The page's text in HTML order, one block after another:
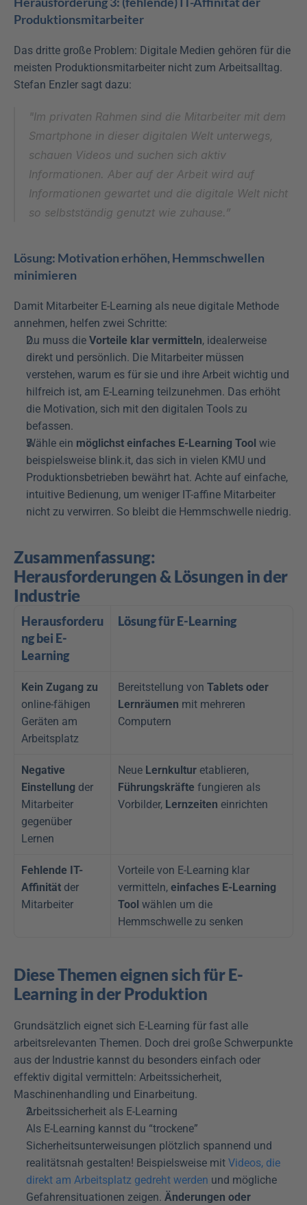
Produktionsmitarbeiter
Das dritte große Problem: Digitale Medien gehören für die
meisten Produktionsmitarbeiter nicht zum Arbeitsalltag.
Stefan Enzler sagt dazu:
"Im privaten Rahmen sind die Mitarbeiter mit dem
Smartphone in dieser digitalen Welt unterwegs,
schauen Videos und suchen sich aktiv
Informationen. Aber auf der Arbeit wird auf
Informationen gewartet und die digitale Welt nicht
so selbstständig genutzt wie zuhause.”
Lösung: Motivation erhöhen, Hemmschwellen
minimieren
Damit Mitarbeiter E-Learning als neue digitale Methode
annehmen, helfen zwei Schritte:
Du muss die Vorteile klar vermitteln, idealerweise
direkt und persönlich. Die Mitarbeiter müssen
verstehen, warum es für sie und ihre Arbeit wichtig und
hilfreich ist, am E-Learning teilzunehmen. Das erhöht
die Motivation, sich mit den digitalen Tools zu
befassen.
Wähle ein möglichst einfaches E-Learning Tool wie
beispielsweise blink.it, das sich in vielen KMU und
Produktionsbetrieben bewährt hat. Achte auf einfache,
intuitive Bedienung, um weniger IT-affine Mitarbeiter
nicht zu verwirren. So bleibt die Hemmschwelle niedrig.
Zusammenfassung:
Herausforderungen & Lösungen in der
Industrie
Herausforderu
ng bei E-
Learning
Lösung für E-Learning
Kein Zugang zu
online-fähigen
Geräten am
Arbeitsplatz
Bereitstellung von Tablets oder
Lernräumen mit mehreren
Computern
Negative
Einstellung der
Mitarbeiter
gegenüber
Lernen
Neue Lernkultur
Führungskräfte fungieren als
Vorbilder, Lernzeiten einrichten
Fehlende IT-
Affinität der
Mitarbeiter
Vorteile von E-Learning klar
vermitteln, einfaches E-Learning
Tool wählen um die
Hemmschwelle zu senken
Diese Themen eignen sich für E-
Learning in der Produktion
Grundsätzlich eignet sich E-Learning für fast alle
arbeitsrelevanten Themen. Doch drei große Schwerpunkte
aus der Industrie kannst du besonders einfach oder
effektiv digital vermitteln: Arbeitssicherheit,
Maschinenhandling und Einarbeitung.
Arbeitssicherheit als E-Learning
Als E-Learning kannst du “trockene”
Sicherheitsunterweisungen plötzlich spannend und
realitätsnah gestalten! Beispielsweise mit Videos, die
direkt am Arbeitsplatz gedreht werden und mögliche
Gefahrensituationen zeigen. Änderungen oder